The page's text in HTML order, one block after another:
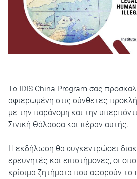
Το IDIS China Program σας
αφιερωμένη στις σύνθετες
με την παράνομη και την
Σινική Θάλασσα και πέραν αυτής.
Η εκδήλωση θα συγκεντρώσει
ερευνητές και επιστήμονες, οι
κρίσιμα ζητήματα που αφορούν το